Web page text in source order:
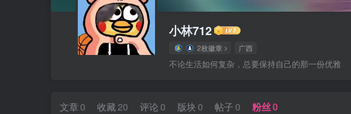
小林712
2枚徽章 广西
不论生活如何复杂，总要保持自己的那一份优雅
文章 0 收藏20 评论 0 版块 0 帖子 0 粉丝0